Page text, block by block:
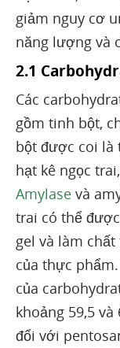
giảm nguy cơ
năng lượng và
2.1
Các
gồm tinh bột,
bột được coi là
hạt kê ngọc
Amylase và
trai có thể
gel và làm
của thực
của
khoảng 59,5 và
đối với